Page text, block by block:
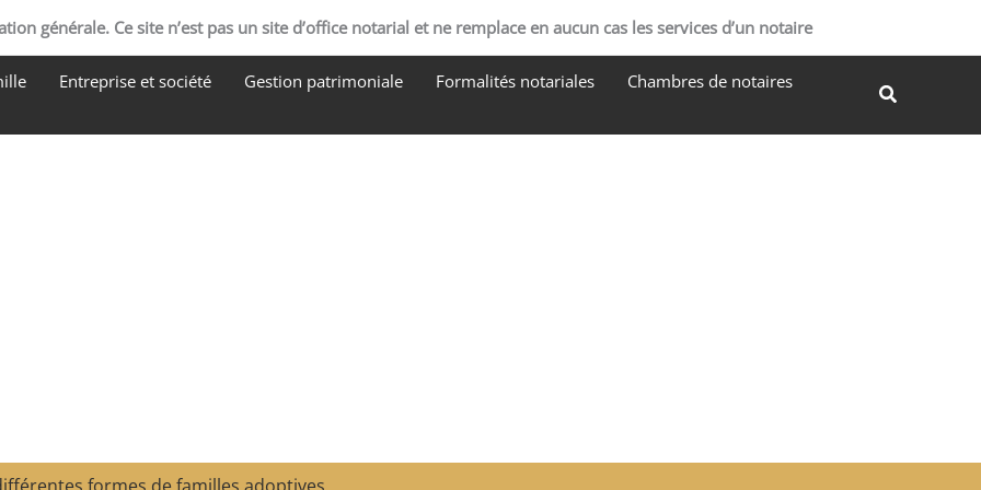
générale. Ce site n’est pas un site d’office notarial et ne remplace en aucun cas les services d’un notaire
Entreprise et société Gestion patrimoniale Formalités notariales
Chambres de notaires
Rechercher
e